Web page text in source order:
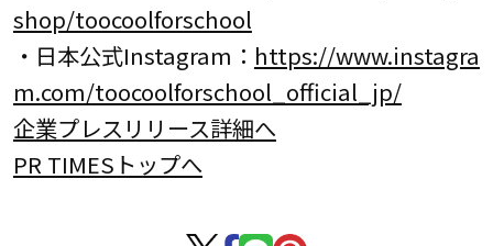
shop/toocoolforschool
・日本公式Instagram： https://www.instagra
m.com/toocoolforschool_official_jp/
企業プレスリリース詳細へ
PR TIMESトップへ